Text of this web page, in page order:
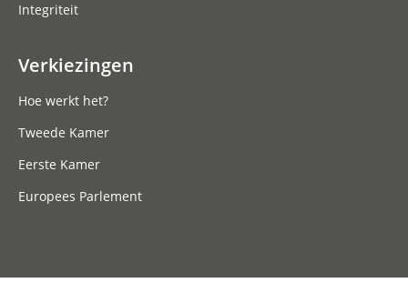
Integriteit
Verkiezingen
Hoe werkt het?
Tweede Kamer
Eerste Kamer
Europees Parlement